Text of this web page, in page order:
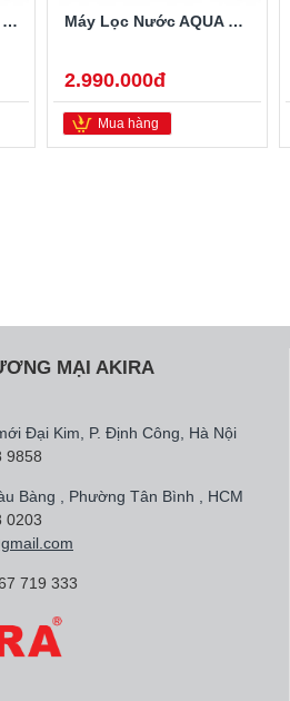
Máy nước uống nóng lạnh Alaska HC-450H Máy Lọc Nước AQUA THA-0308N Không Vỏ 8 Cấp Lọc
2.990.000đ
Mua hàng
MẠI AKIRA
Đại Kim, P. Định Công, Hà Nội
9858
Bàng , Phường Tân Bình , HCM
0203
719 333